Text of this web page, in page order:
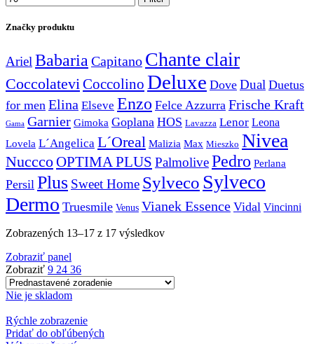
Značky produktu
Ariel Babaria Capitano Chante clair
Coccolatevi Coccolino Deluxe Dove Dual Duetus
for men Elina Elseve Enzo Felce Azzurra Frische Kraft
Gama Garnier Gimoka Goplana HOS Lavazza Lenor Leona
Lovela L´Angelica L´Oreal Malizia Max Mieszko Nivea
NucccoOPTIMA PLUS PalmolivePedro Perlana
Persil Plus Sweet Home Sylveco Sylveco
Dermo Truesmile Venus Vianek Essence Vidal Vincinni
Zobrazených 13–17 z 17 výsledkov
Zobraziť panel
Zobraziť 9 24 36
Nie je skladom
Rýchle zobrazenie
Pridať do obľúbených